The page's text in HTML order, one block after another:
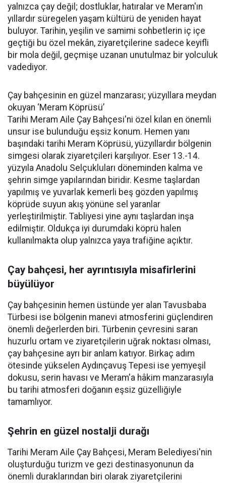
yalnızca çay değil; dostluklar, hatıralar ve Meram'ın
yıllardır süregelen yaşam kültürü de yeniden hayat
buluyor. Tarihin, yeşilin ve samimi sohbetlerin iç içe
geçtiği bu özel mekân, ziyaretçilerine sadece keyifli
bir mola değil, geçmişe uzanan unutulmaz bir yolculuk
vadediyor.
Çay bahçesinin en güzel manzarası; yüzyıllara meydan
okuyan ‘Meram Köprüsü’
Tarihi Meram Aile Çay Bahçesi'ni özel kılan en önemli
unsur ise bulunduğu eşsiz konum. Hemen yanı
başındaki tarihi Meram Köprüsü, yüzyıllardır bölgenin
simgesi olarak ziyaretçileri karşılıyor. Eser 13.-14.
yüzyıla Anadolu Selçukluları döneminden kalma ve
şehrin simge yapılarından biridir. Kesme taşlardan
yapılmış ve yuvarlak kemerli beş gözden yapılmış
köprüde suyun akış yönüne sel yaranlar
yerleştirilmiştir. Tabliyesi yine aynı taşlardan inşa
edilmiştir. Oldukça iyi durumdaki köprü halen
kullanılmakta olup yalnızca yaya trafiğine açıktır.
Çay bahçesi, her ayrıntısıyla misafirlerini
büyülüyor
Çay bahçesinin hemen üstünde yer alan Tavusbaba
Türbesi ise bölgenin manevi atmosferini güçlendiren
önemli değerlerden biri. Türbenin çevresini saran
huzurlu ortam ve ziyaretçilerin uğrak noktası olması,
çay bahçesine ayrı bir anlam katıyor. Birkaç adım
ötesinde yükselen Aydınçavuş Tepesi ise yemyeşil
dokusu, serin havası ve Meram'a hâkim manzarasıyla
bu tarihi atmosferi doğanın eşsiz güzelliğiyle
tamamlıyor.
Şehrin en güzel nostalji durağı
Tarihi Meram Aile Çay Bahçesi, Meram Belediyesi'nin
oluşturduğu turizm ve gezi destinasyonunun da
önemli duraklarından biri olarak ziyaretçilerini